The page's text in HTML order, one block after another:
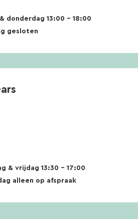
donderdag 13:00 – 18:00
gesloten
& vrijdag 13:30 – 17:00
alleen op afspraak